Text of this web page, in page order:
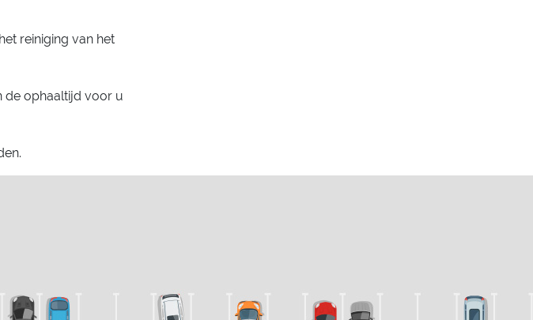
reiniging van het
de ophaaltijd voor u